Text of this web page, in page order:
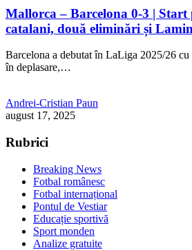
Mallorca – Barcelona 0-3 | Start
catalani, două eliminări și
Barcelona a debutat în LaLiga 2025/26
în deplasare,…
Andrei-Cristian Paun
august 17, 2025
Rubrici
Breaking News
Fotbal românesc
Fotbal internațional
Pontul de Vestiar
Educație sportivă
Sport monden
Analize gratuite